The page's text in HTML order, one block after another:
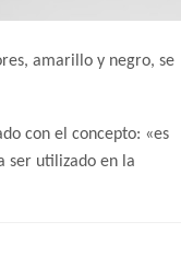
amarillo y negro, se
con el concepto: «es
ser utilizado en la